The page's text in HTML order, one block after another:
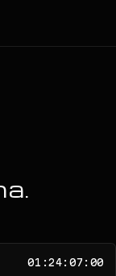
01:24:07:00